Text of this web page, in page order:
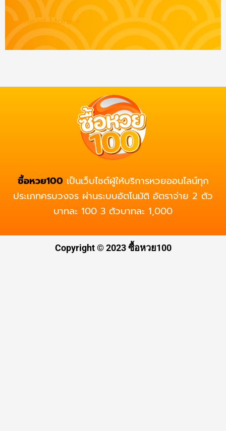
Read More »
ซื้อหวย100เป็นเว็บไซต์ผู้ให้บริการหวยออนไลน์ทุก
ประเภทครบวงจร ผ่านระบบอัตโนมัติ อัตราจ่าย 2 ตัว
บาทละ 100 3 ตัวบาทละ 1,000
Copyright © 2023 ซื้อหวย100